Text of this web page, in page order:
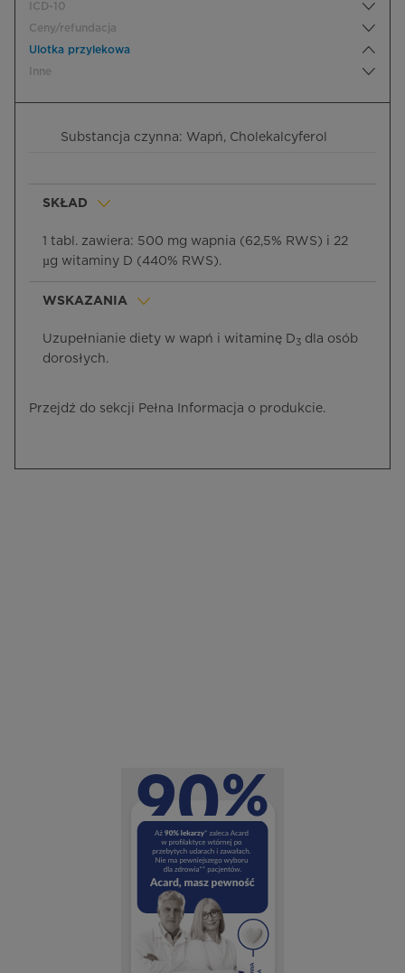
ICD-10
Ceny/refundacja
Ulotka przylekowa
Inne
Substancja czynna: Wapń, Cholekalcyferol
SKŁAD
1 tabl. zawiera: 500 mg wapnia (62,5% RWS) i 22
µg witaminy D (440% RWS).
WSKAZANIA
Uzupełnianie diety w wapń i witaminę D 3 dla osób
dorosłych.
Przejdź do sekcji Pełna Informacja o produkcie.